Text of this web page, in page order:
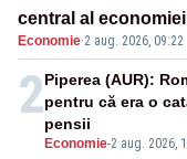
central al
Economie·2 aug. 2026, 09:22
2
Economie-2 aug. 2026,
Piperea (AUR):
pentru că era o
pensii